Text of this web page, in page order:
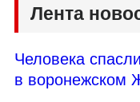
Лента
Человека
в воронежском